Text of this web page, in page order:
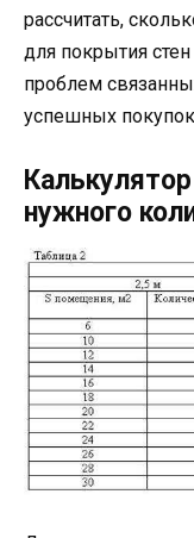
рассчитать,
для покрытия
проблем
успешных
нужного